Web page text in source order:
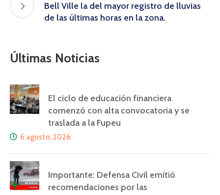
Bell Ville la del mayor registro de lluvias
de las últimas horas en la zona.
Últimas Noticias
El ciclo de educación financiera
comenzó con alta convocatoria y se
traslada a la Fupeu
6 agosto, 2026
Importante: Defensa Civil emitió
recomendaciones por las